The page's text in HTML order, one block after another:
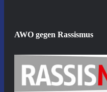
AWO gegen Rassismus